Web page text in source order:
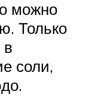
можно
Только
в
соли,